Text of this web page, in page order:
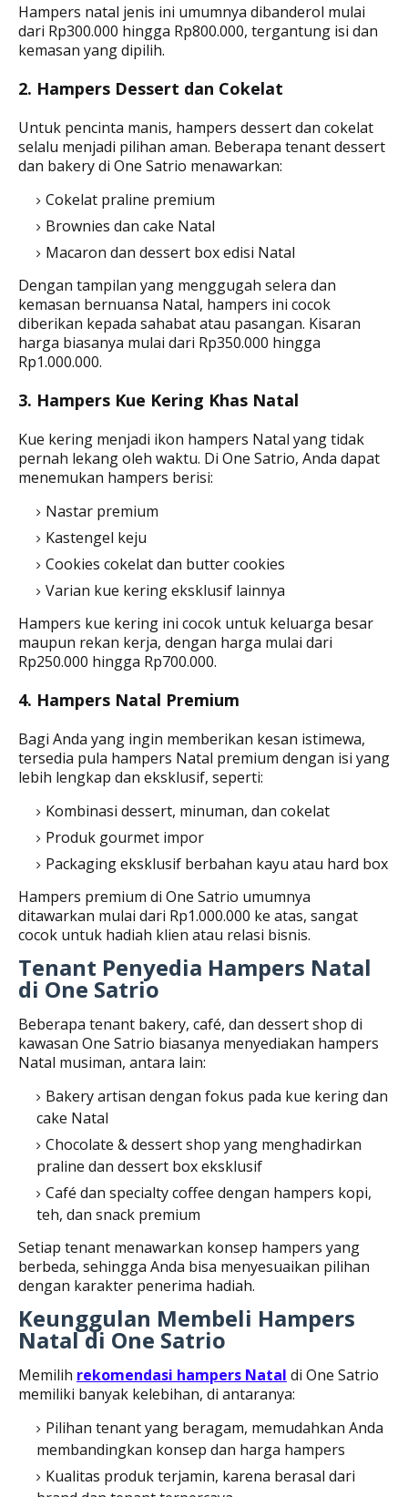
Hampers natal jenis ini umumnya dibanderol mulai
dari Rp300.000 hingga Rp800.000, tergantung isi dan
kemasan yang dipilih.
2. Hampers Dessert dan Cokelat
Untuk pencinta manis, hampers dessert dan cokelat
selalu menjadi pilihan aman. Beberapa tenant dessert
dan bakery di One Satrio menawarkan:
Cokelat praline premium
Brownies dan cake Natal
Macaron dan dessert box edisi Natal
Dengan tampilan yang menggugah selera dan
kemasan bernuansa Natal, hampers ini cocok
diberikan kepada sahabat atau pasangan. Kisaran
harga biasanya mulai dari Rp350.000 hingga
Rp1.000.000.
3. Hampers Kue Kering Khas Natal
Kue kering menjadi ikon hampers Natal yang tidak
pernah lekang oleh waktu. Di One Satrio, Anda dapat
menemukan hampers berisi:
Nastar premium
Kastengel keju
Cookies cokelat dan butter cookies
Varian kue kering eksklusif lainnya
Hampers kue kering ini cocok untuk keluarga besar
maupun rekan kerja, dengan harga mulai dari
Rp250.000 hingga Rp700.000.
4. Hampers Natal Premium
Bagi Anda yang ingin memberikan kesan istimewa,
tersedia pula hampers Natal premium dengan isi yang
lebih lengkap dan eksklusif, seperti:
Kombinasi dessert, minuman, dan cokelat
Produk gourmet impor
Packaging eksklusif berbahan kayu atau hard box
Hampers premium di One Satrio umumnya
ditawarkan mulai dari Rp1.000.000 ke atas, sangat
cocok untuk hadiah klien atau relasi bisnis.
Tenant Penyedia Hampers Natal
di One Satrio
Beberapa tenant bakery, café, dan dessert shop di
kawasan One Satrio biasanya menyediakan hampers
Natal musiman, antara lain:
Bakery artisan dengan fokus pada kue kering dan
cake Natal
Chocolate & dessert shop yang menghadirkan
praline dan dessert box eksklusif
Café dan specialty coffee dengan hampers kopi,
teh, dan snack premium
Setiap tenant menawarkan konsep hampers yang
berbeda, sehingga Anda bisa menyesuaikan pilihan
dengan karakter penerima hadiah.
Keunggulan Membeli Hampers
Natal di One Satrio
Memilih rekomendasi hampers Natal di One Satrio
memiliki banyak kelebihan, di antaranya:
Pilihan tenant yang beragam, memudahkan Anda
membandingkan konsep dan harga hampers
Kualitas produk terjamin, karena berasal dari